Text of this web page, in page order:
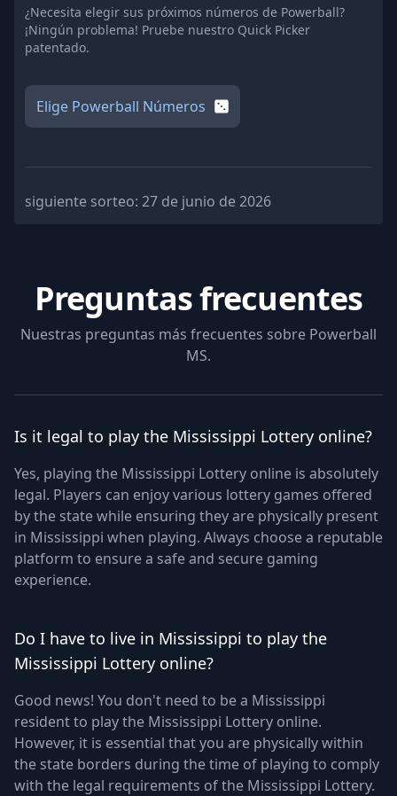
¿Necesita elegir sus próximos números de Powerball?
¡Ningún problema! Pruebe nuestro Quick Picker
patentado.
Elige Powerball Números
siguiente sorteo: 27 de junio de 2026
Preguntas frecuentes
Nuestras preguntas más frecuentes sobre Powerball
MS.
Is it legal to play the Mississippi Lottery online?
Yes, playing the Mississippi Lottery online is absolutely
legal. Players can enjoy various lottery games offered
by the state while ensuring they are physically present
in Mississippi when playing. Always choose a reputable
platform to ensure a safe and secure gaming
experience.
Do I have to live in Mississippi to play the
Mississippi Lottery online?
Good news! You don't need to be a Mississippi
resident to play the Mississippi Lottery online.
However, it is essential that you are physically within
the state borders during the time of playing to comply
with the legal requirements of the Mississippi Lottery.